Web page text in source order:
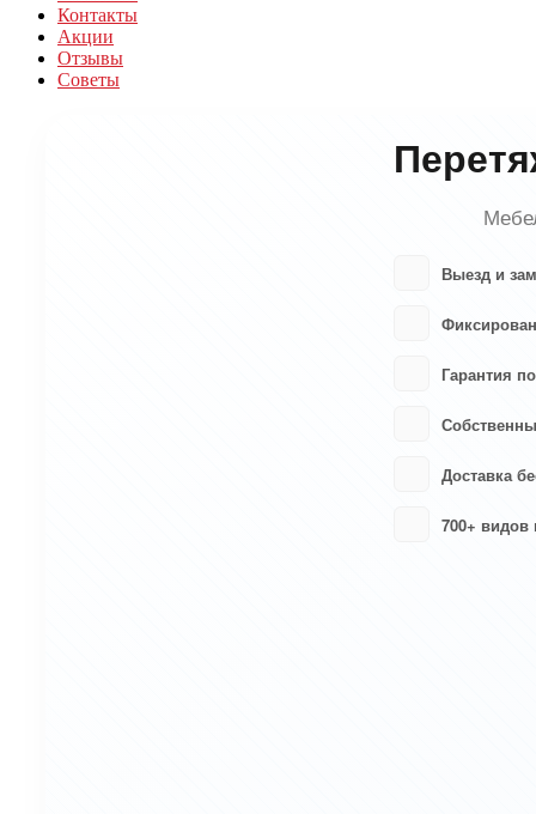
Контакты
Акции
Отзывы
Советы
Выезд и
Гарантия
Доставка
700+ видов